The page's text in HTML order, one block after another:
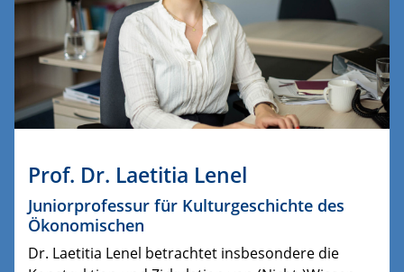
Prof. Dr. Laetitia Lenel
Juniorprofessur für Kulturgeschichte des
Ökonomischen
Dr. Laetitia Lenel betrachtet insbesondere die